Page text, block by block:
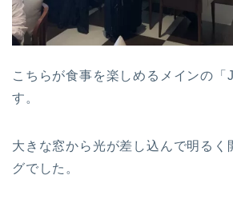
こちらが食事を楽しめるメインの「
す。
大きな窓から光が差し込んで明るく
グでした。